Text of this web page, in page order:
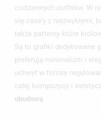
codziennych outfitów. W
się case’y z niezwykłymi,
także patterny które
Są to grafiki dedykowane
preferują minimalizm i
uchwyt w formie
całej kompozycji i
obudową